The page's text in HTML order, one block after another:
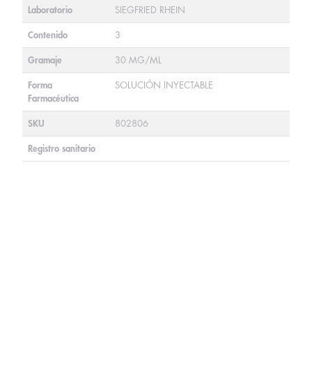
Laboratorio SIEGFRIED RHEIN
Contenido 3
Gramaje 30 MG/ML
Forma
Farmacéutica
SOLUCIÓN INYECTABLE
SKU 802806
Registro sanitario